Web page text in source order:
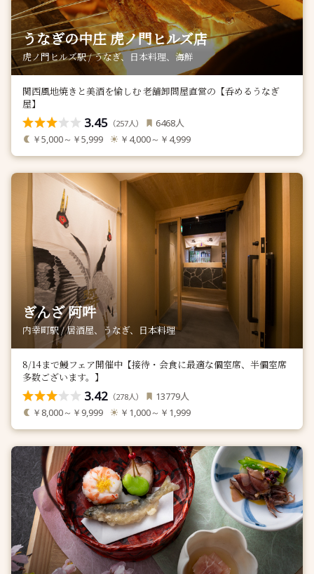
うなぎの中庄 虎ノ門ヒルズ店
虎ノ門ヒルズ駅 / うなぎ、日本料理、海鮮
関西風地焼きと美酒を愉しむ 老舗卸問屋直営の【呑めるうなぎ
屋】
3.45 （257人） 6468人
￥5,000～￥5,999 ￥4,000～￥4,999
ぎんざ 阿吽
内幸町駅 / 居酒屋、うなぎ、日本料理
8/14まで鰻フェア開催中【接待・会食に最適な個室席、半個室席
多数ございます。】
3.42 （278人） 13779人
￥8,000～￥9,999 ￥1,000～￥1,999